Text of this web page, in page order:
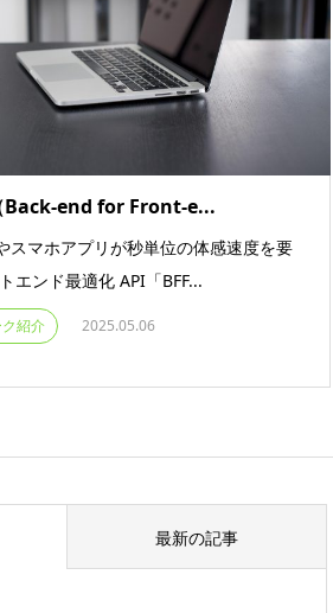
Back-end for Front-e...
スマホアプリが秒単位の体感速度を要
エンド最適化 API「BFF...
紹介 2025.05.06
最新の記事